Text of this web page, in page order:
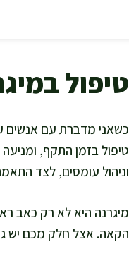
טיפול
כשאני מדברת עם אנשים
טיפול בזמן התקף,
וניהול עומסים, לצד
מיגרנה היא לא רק כאב
הקאה. אצל חלק מכם יש